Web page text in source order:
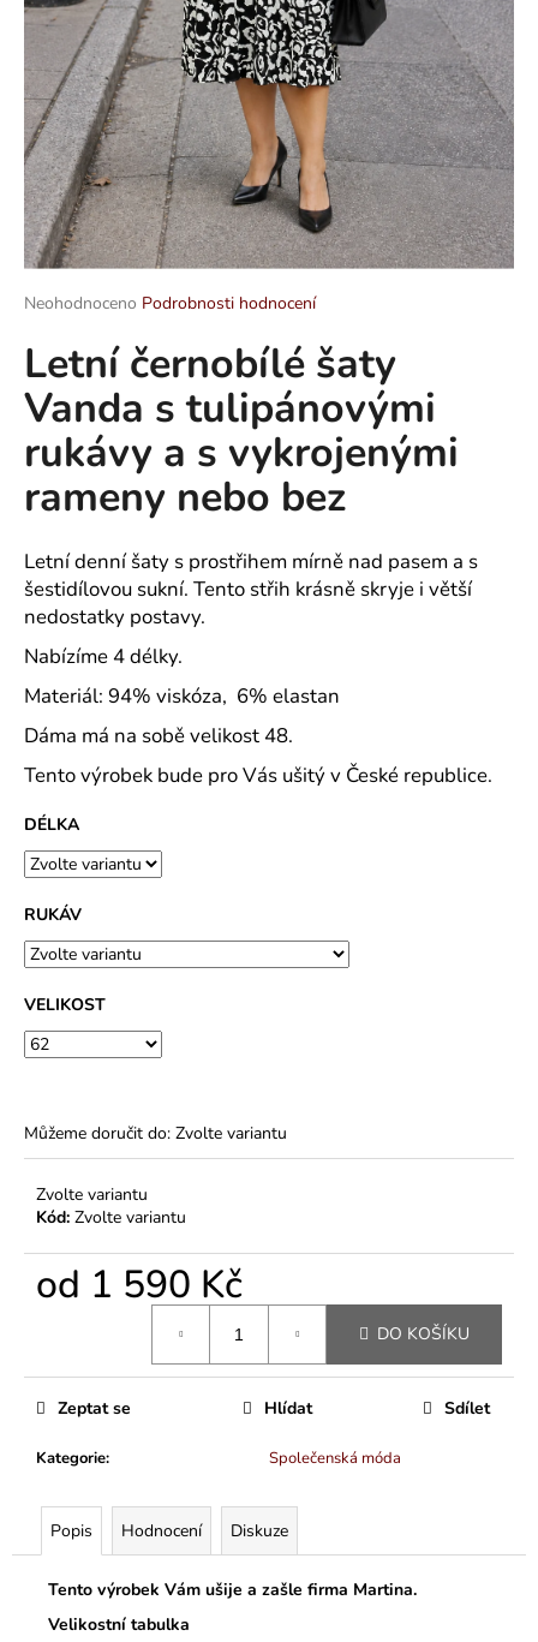
Průměrné
produktu
je
0,0
hvězdiček.
Neohodnoceno Podrobnosti hodnocení
Letní černobílé šaty
Vanda s tulipánovými
rukávy a s vykrojenými
rameny nebo bez
Letní denní šaty s prostřihem mírně nad pasem a s
šestidílovou sukní. Tento střih krásně skryje i větší
nedostatky postavy.
Nabízíme 4 délky.
Materiál: 94% viskóza, 6% elastan
Dáma má na sobě velikost 48.
Tento výrobek bude pro Vás ušitý v České republice.
DÉLKA
RUKÁV
VELIKOST
Můžeme doručit do: Zvolte variantu
Zvolte variantu
Kód: Zvolte variantu
od 1 590 Kč
DO KOŠÍKU
Kategorie: Společenská móda
Zeptat se Hlídat Sdílet
Popis Hodnocení Diskuze
Tento výrobek Vám ušije a zašle firma Martina.
Velikostní tabulka
a
j
í
t
?
D
o
o
r
u
u
j
e
m
e
MAJKA
TEXTILNÍ
KŮŽE
JEDNODUCHÝ
KABÁTEK
1
Kč